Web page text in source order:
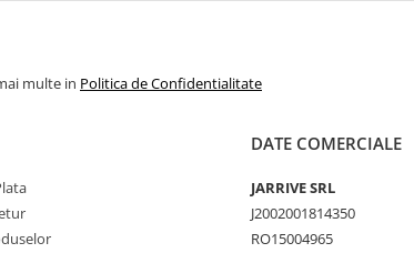
multe in Politica de Confidentialitate
DATE COMERCIALE
JARRIVE SRL
J2002001814350
RO15004965